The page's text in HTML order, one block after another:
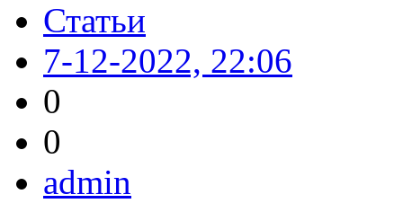
Статьи
7-12-2022, 22:06
0
0
admin